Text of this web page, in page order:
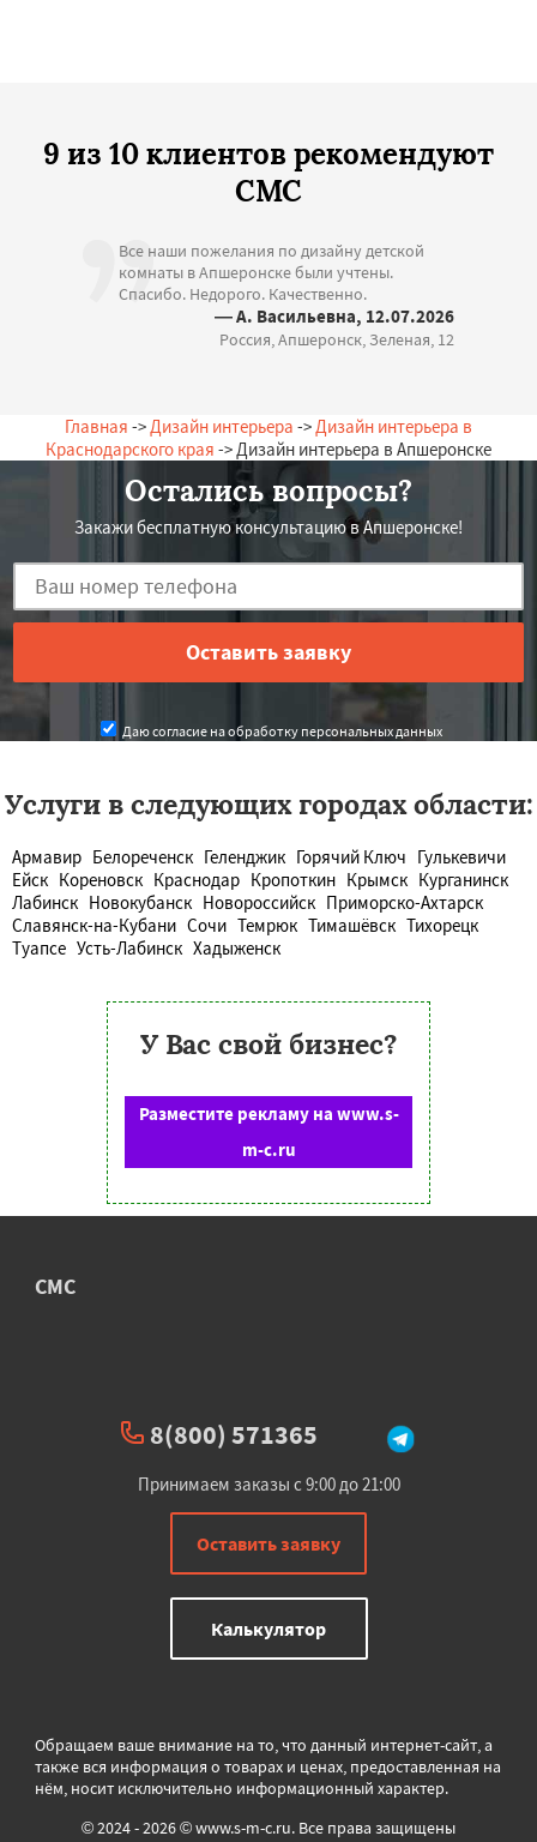
9 из 10 клиентов рекомендуют
СМС
Все наши пожелания по дизайну детской
комнаты в Апшеронске были учтены.
Спасибо. Недорого. Качественно.
— А. Васильевна, 12.07.2026
Россия, Апшеронск, Зеленая, 12
Главная -> Дизайн интерьера -> Дизайн интерьера в
Краснодарского края -> Дизайн интерьера в Апшеронске
Остались вопросы?
Закажи бесплатную консультацию в Апшеронске!
Даю согласие на обработку персональных данных
Услуги в следующих городах области:
Армавир Белореченск Геленджик Горячий Ключ Гулькевичи
Ейск Кореновск Краснодар Кропоткин Крымск Курганинск
Лабинск Новокубанск Новороссийск Приморско-Ахтарск
Славянск-на-Кубани Сочи Темрюк Тимашёвск Тихорецк
Туапсе Усть-Лабинск Хадыженск
У Вас свой бизнес?
Разместите рекламу на www.s-
m-c.ru
СМС
8(800) 571365
Принимаем заказы с 9:00 до 21:00
Оставить заявку
Калькулятор
Обращаем ваше внимание на то, что данный интернет-сайт, а
также вся информация о товарах и ценах, предоставленная на
нём, носит исключительно информационный характер.
© 2024 - 2026 © www.s-m-c.ru. Все права защищены